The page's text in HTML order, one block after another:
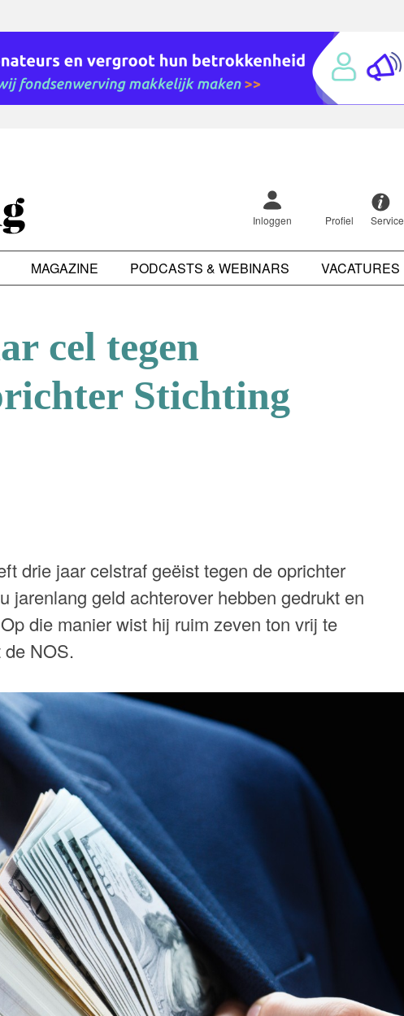
Inloggen Profiel Service
MAGAZINE PODCASTS & WEBINARS VACATURES
cel tegen
Stichting
drie jaar celstraf geëist tegen de oprichter
jarenlang geld achterover hebben gedrukt en
die manier wist hij ruim zeven ton vrij te
NOS.